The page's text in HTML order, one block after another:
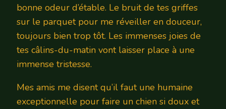
bonne odeur d’étable. Le bruit de tes griffes
sur le parquet pour me réveiller en douceur,
toujours bien trop tôt. Les immenses joies de
tes câlins-du-matin vont laisser place à une
immense tristesse.
Mes amis me disent qu’il faut une humaine
exceptionnelle pour faire un chien si doux et